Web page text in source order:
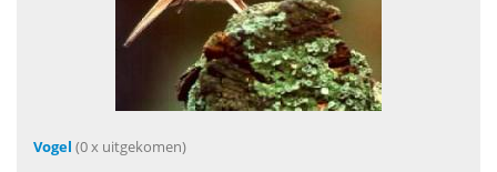
Vogel (0 x uitgekomen)